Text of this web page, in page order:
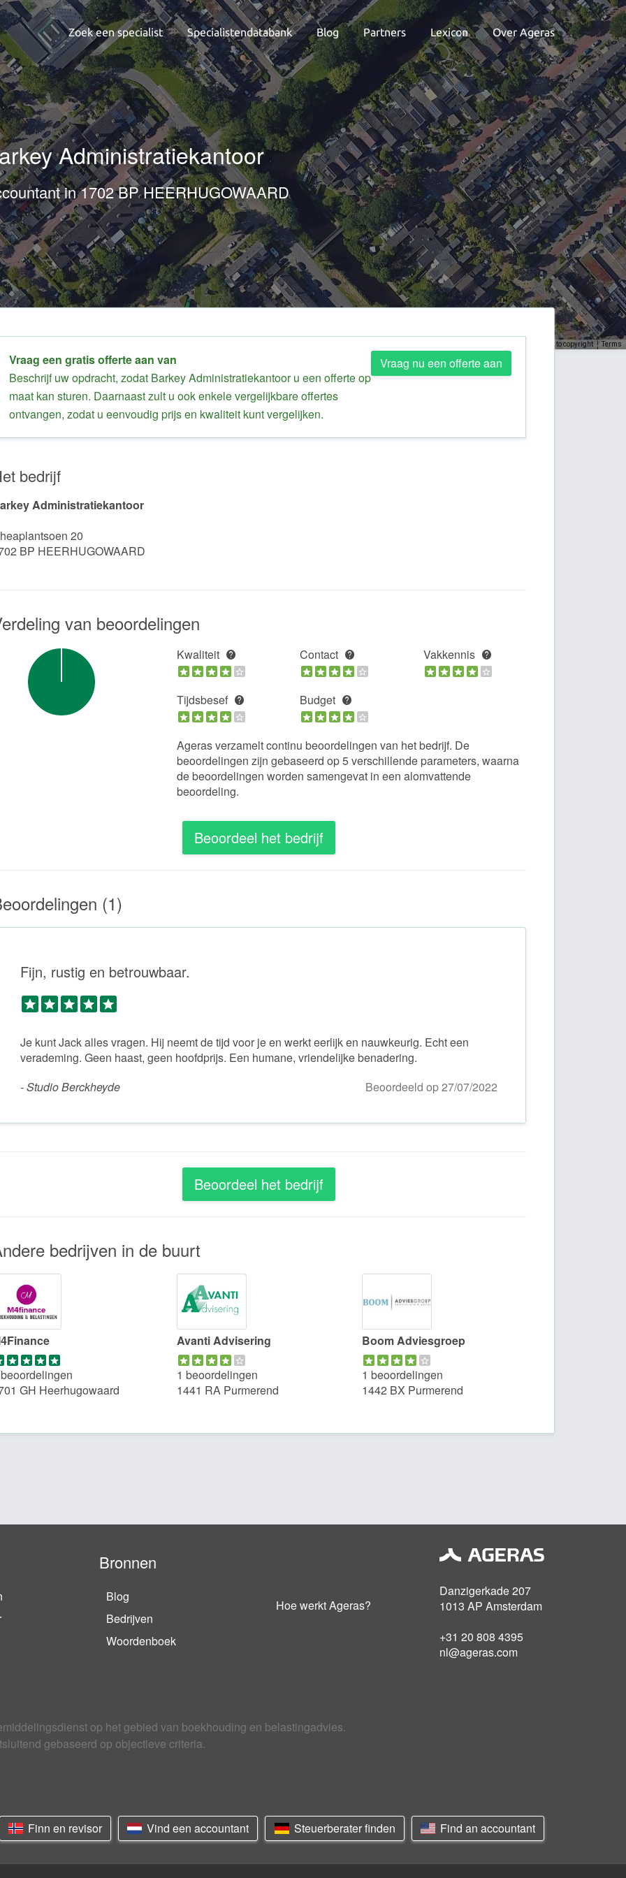
Image may be subject to copyright Terms
Administratiekantoor
in 1702 BP HEERHUGOWAARD
Zoek een specialist Specialistendatabank Blog Partners Lexicon Over Ageras
Vraag nu een offerte aan
Vraag een gratis offerte aan van
Beschrijf uw opdracht, zodat Barkey Administratiekantoor u een offerte op
maat kan sturen. Daarnaast zult u ook enkele vergelijkbare offertes
ontvangen, zodat u eenvoudig prijs en kwaliteit kunt vergelijken.
bedrijf
Administratiekantoor
20
BP HEERHUGOWAARD
van beoordelingen
Kwaliteit Contact Vakkennis
Tijdsbesef Budget
Ageras verzamelt continu beoordelingen van het bedrijf. De
beoordelingen zijn gebaseerd op 5 verschillende parameters, waarna
de beoordelingen worden samengevat in een alomvattende
beoordeling.
Beoordeel het bedrijf
(1)
Fijn, rustig en betrouwbaar.
Je kunt Jack alles vragen. Hij neemt de tijd voor je en werkt eerlijk en nauwkeurig. Echt een
verademing. Geen haast, geen hoofdprijs. Een humane, vriendelijke benadering.
- Studio Berckheyde
Beoordeeld op 27/07/2022
Beoordeel het bedrijf
bedrijven in de buurt
GH Heerhugowaard
Avanti Advisering
1 beoordelingen
1441 RA Purmerend
Boom Adviesgroep
1 beoordelingen
1442 BX Purmerend
Bronnen
Blog
Bedrijven
Woordenboek
Hoe werkt Ageras?
Danzigerkade 207
1013 AP Amsterdam
+31 20 808 4395
nl@ageras.com
op het gebied van boekhouding en belastingadvies.
gebaseerd op objectieve criteria.
Finn en revisor Vind een accountant Steuerberater finden Find an accountant